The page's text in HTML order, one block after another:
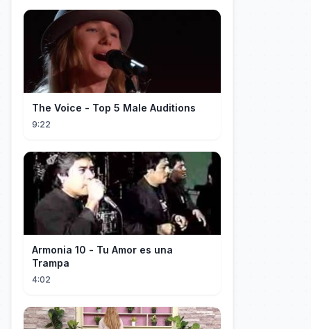
The Voice - Top 5 Male Auditions
9:22
Armonia 10 - Tu Amor es una
Trampa
4:02